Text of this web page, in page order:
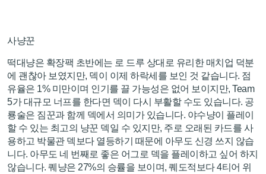
사냥꾼
떡대냥은 확장팩 초반에는 로 드루 상대로 유리한 매치업 덕분
에 괜찮아 보였지만, 덱이 이제 하락세를 보인 것 같습니다. 점
유율은 1% 미만이며 인기를 끌 가능성은 없어 보이지만, Team
5가 대규모 너프를 한다면 덱이 다시 부활할 수도 있습니다. 공
룡술은 짐꾼과 함께 덱에서 의미가 있습니다. 야수냥이 플레이
할 수 있는 최고의 냥꾼 덱일 수 있지만, 주로 오래된 카드를 사
용하고 박물관 덱보다 열등하기 때문에 아무도 신경 쓰지 않습
니다. 아무도 네 번째로 좋은 어그로 덱을 플레이하고 싶어 하지
않습니다. 퀘냥은 27%의 승률을 보이며, 퀘도적보다 4티어 위